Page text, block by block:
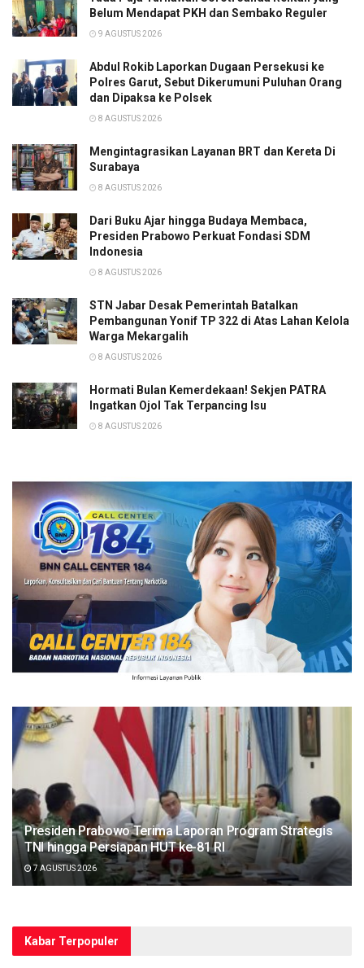
Belum Mendapat PKH dan Sembako Reguler
9 AGUSTUS 2026
Abdul Rokib Laporkan Dugaan Persekusi ke
Polres Garut, Sebut Dikerumuni Puluhan Orang
dan Dipaksa ke Polsek
8 AGUSTUS 2026
Mengintagrasikan Layanan BRT dan Kereta Di
Surabaya
8 AGUSTUS 2026
Dari Buku Ajar hingga Budaya Membaca,
Presiden Prabowo Perkuat Fondasi SDM
Indonesia
8 AGUSTUS 2026
STN Jabar Desak Pemerintah Batalkan
Pembangunan Yonif TP 322 di Atas Lahan Kelola
Warga Mekargalih
8 AGUSTUS 2026
Hormati Bulan Kemerdekaan! Sekjen PATRA
Ingatkan Ojol Tak Terpancing Isu
8 AGUSTUS 2026
Presiden Prabowo Terima Laporan Program Strategis
TNI hingga Persiapan HUT ke-81 RI
7 AGUSTUS 2026
Kabar Terpopuler